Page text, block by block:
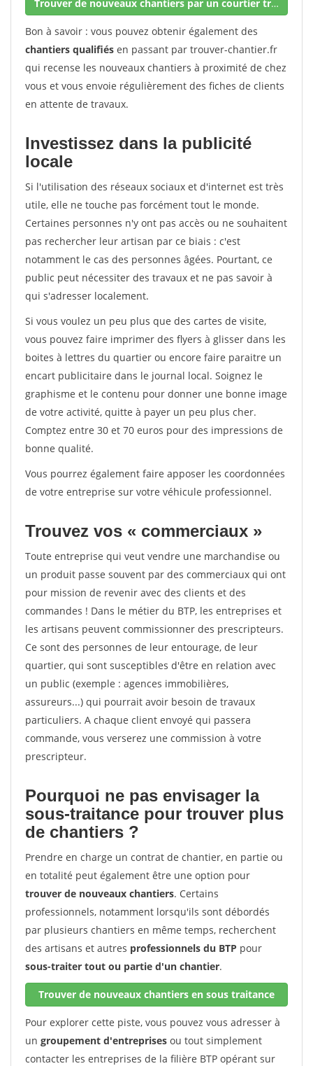
Trouver de nouveaux chantiers par un courtier travaux
Bon à savoir : vous pouvez obtenir également des
chantiers qualifiés en passant par trouver-chantier.fr
qui recense les nouveaux chantiers à proximité de chez
vous et vous envoie régulièrement des fiches de clients
en attente de travaux.
Investissez dans la publicité
locale
Si l'utilisation des réseaux sociaux et d'internet est très
utile, elle ne touche pas forcément tout le monde.
Certaines personnes n'y ont pas accès ou ne souhaitent
pas rechercher leur artisan par ce biais : c'est
notamment le cas des personnes âgées. Pourtant, ce
public peut nécessiter des travaux et ne pas savoir à
qui s'adresser localement.
Si vous voulez un peu plus que des cartes de visite,
vous pouvez faire imprimer des flyers à glisser dans les
boites à lettres du quartier ou encore faire paraitre un
encart publicitaire dans le journal local. Soignez le
graphisme et le contenu pour donner une bonne image
de votre activité, quitte à payer un peu plus cher.
Comptez entre 30 et 70 euros pour des impressions de
bonne qualité.
Vous pourrez également faire apposer les coordonnées
de votre entreprise sur votre véhicule professionnel.
Trouvez vos « commerciaux »
Toute entreprise qui veut vendre une marchandise ou
un produit passe souvent par des commerciaux qui ont
pour mission de revenir avec des clients et des
commandes ! Dans le métier du BTP, les entreprises et
les artisans peuvent commissionner des prescripteurs.
Ce sont des personnes de leur entourage, de leur
quartier, qui sont susceptibles d'être en relation avec
un public (exemple : agences immobilières,
assureurs...) qui pourrait avoir besoin de travaux
particuliers. A chaque client envoyé qui passera
commande, vous verserez une commission à votre
prescripteur.
Pourquoi ne pas envisager la
sous-traitance pour trouver plus
de chantiers ?
Prendre en charge un contrat de chantier, en partie ou
en totalité peut également être une option pour
trouver de nouveaux chantiers. Certains
professionnels, notamment lorsqu'ils sont débordés
par plusieurs chantiers en même temps, recherchent
des artisans et autres professionnels du BTP pour
sous-traiter tout ou partie d'un chantier.
Trouver de nouveaux chantiers en sous traitance
Pour explorer cette piste, vous pouvez vous adresser à
un groupement d'entreprises ou tout simplement
contacter les entreprises de la filière BTP opérant sur